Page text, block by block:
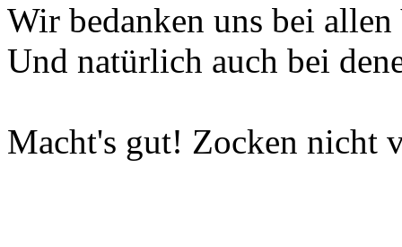
Wir bedanken uns bei
Und natürlich auch bei
Macht's gut! Zocken nicht